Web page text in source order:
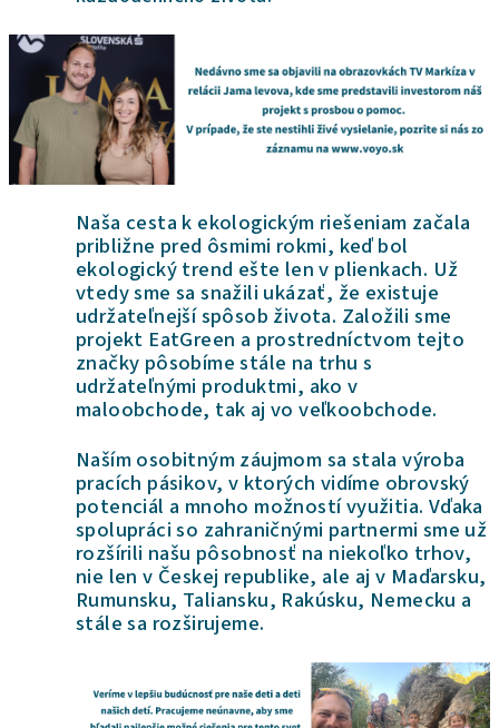
Naša cesta k ekologickým riešeniam začala
približne pred ôsmimi rokmi, keď bol
ekologický trend ešte len v plienkach. Už
vtedy sme sa snažili ukázať, že existuje
udržateľnejší spôsob života. Založili sme
projekt EatGreen a prostredníctvom tejto
značky pôsobíme stále na trhu s
udržateľnými produktmi, ako v
maloobchode, tak aj vo veľkoobchode.
Naším osobitným záujmom sa stala výroba
pracích pásikov, v ktorých vidíme obrovský
potenciál a mnoho možností využitia. Vďaka
spolupráci so zahraničnými partnermi sme už
rozšírili našu pôsobnosť na niekoľko trhov,
nie len v Českej republike, ale aj v Maďarsku,
Rumunsku, Taliansku, Rakúsku, Nemecku a
stále sa rozširujeme.